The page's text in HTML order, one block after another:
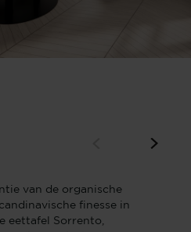
van de organische
finesse in
eettafel Sorrento,
90